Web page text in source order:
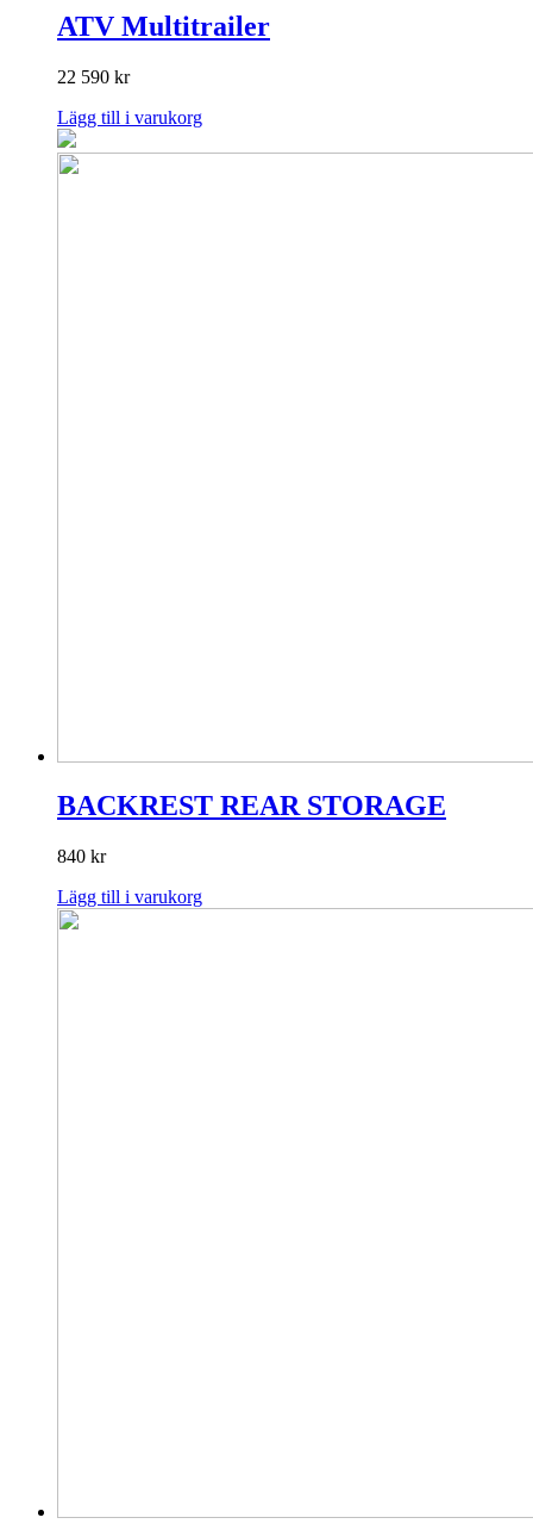
ATV Multitrailer
22 590 kr
Lägg till i varukorg
BACKREST REAR STORAGE
840 kr
Lägg till i varukorg